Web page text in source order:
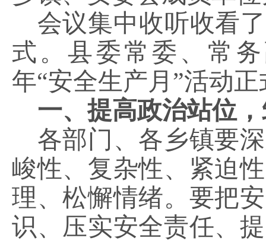
会议集中收听收看
式。县委常委、常
年“安全生产月”活动
一、提高政治站位
各部门、各乡镇要
峻性、复杂性、紧迫
理、松懈情绪。要把
识、压实安全责任、